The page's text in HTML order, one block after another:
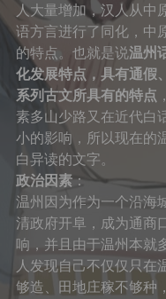
人大量增加，汉人从中
语方言进行了同化，中
的特点。也就是说温州
化发展特点，具有通假
系列古文所具有的特点
素多山少路又在近代白
小的影响，所以现在的
白异读的文字。
政治因素：
温州因为作为一个沿海
清政府开阜，成为通商
响，并且由于温州本就
人发现自己不仅仅只在
够造、田地庄稼不够种